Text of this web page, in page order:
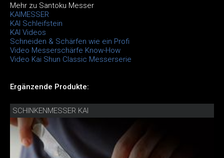
Mehr zu Santoku Messer
KAIMESSER
KAI Schleifstein
KAI Videos
Schneiden & Schärfen wie ein Profi
Video Messerschärfe Know-How
Video Kai Shun Classic Messerserie
Ergänzende Produkte:
SCHINKENMESSER KAI